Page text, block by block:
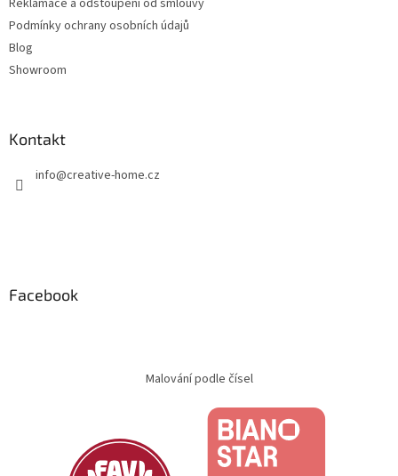
Reklamace a odstoupení od smlouvy
Podmínky ochrany osobních údajů
Blog
Showroom
Kontakt
info@creative-home.cz
Facebook
Malování podle čísel